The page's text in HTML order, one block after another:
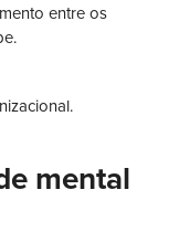
entre os
mental